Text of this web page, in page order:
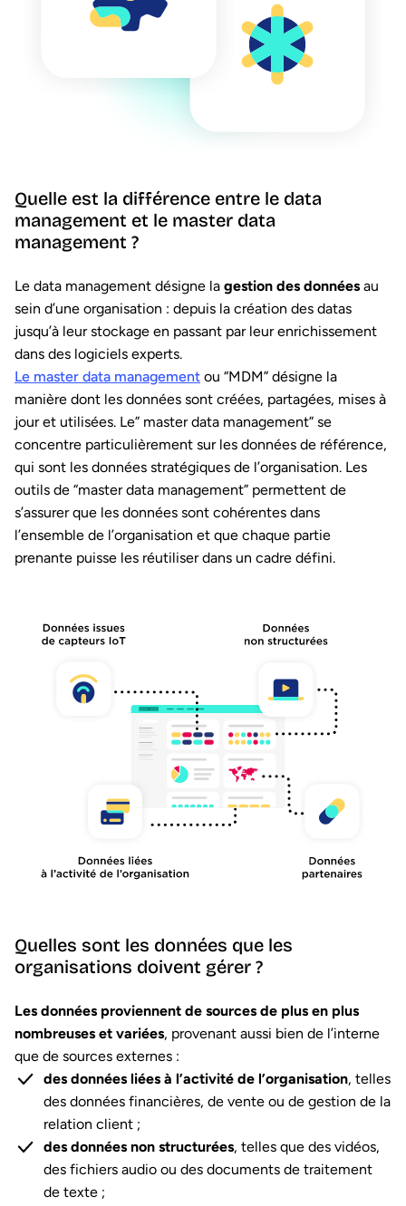
Quelle est la différence entre le data
management et le master data
management ?
Le data management désigne la gestion des données au
sein d’une organisation : depuis la création des datas
jusqu’à leur stockage en passant par leur enrichissement
dans des logiciels experts.
Le master data management ou “MDM” désigne la
manière dont les données sont créées, partagées, mises à
jour et utilisées. Le” master data management” se
concentre particulièrement sur les données de référence,
qui sont les données stratégiques de l’organisation. Les
outils de “master data management” permettent de
s’assurer que les données sont cohérentes dans
l’ensemble de l’organisation et que chaque partie
prenante puisse les réutiliser dans un cadre défini.
Quelles sont les données que les
organisations doivent gérer ?
Les données proviennent de sources de plus en plus
nombreuses et variées, provenant aussi bien de l’interne
que de sources externes :
des données liées à l’activité de l’organisation, telles
des données financières, de vente ou de gestion de la
relation client ;
des données non structurées, telles que des vidéos,
des fichiers audio ou des documents de traitement
de texte ;